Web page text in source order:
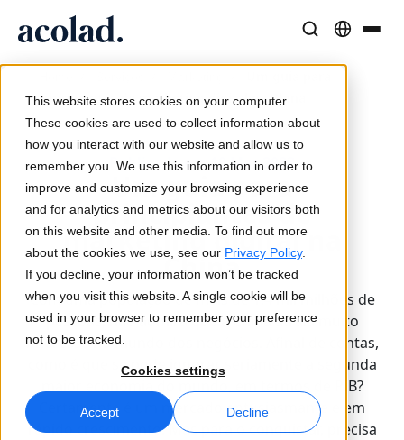
This website stores cookies on your computer.
These cookies are used to collect information about
how you interact with our website and allow us to
remember you. We use this information in order to
improve and customize your browsing experience
and for analytics and metrics about our visitors both
on this website and other media. To find out more
about the cookies we use, see our Privacy Policy.
If you decline, your information won’t be tracked
when you visit this website. A single cookie will be
used in your browser to remember your preference
not to be tracked.
Cookies settings
Accept Decline
Tradução
Velocidade da IA, precisão humana
Interpretação
Comunicação fluida em qualquer lugar
Mídia e Entretenimento
Leve histórias a cada tela
Consultoria e Outsourcing
Lia Translate
Traduções instantâneas alinhadas com a sua marca
Conectividade
Integração nos fluxos de trabalho, de forma simples
Interpretação com IA
Tradução de voz em tempo real
Garantia de qualidade
Histórias de sucesso
Resultados reais dos nossos clientes
Artigos
Perspetivas de especialistas sobre conteúdo global
Ebooks
Guias e estratégias aprofundadas
Webinars on demand
Sobre a Acolad
Sustentabilidade
Parceiros
Notícias
principiantes de marketing digital na China
Publicado em 10 Mar 2022
Um guia para
principiantes de
marketing digital na
China
Com uma população de mais de 1,4 mil milhões de
pessoas, não admira que a China atraia muito
interesse no mundo dos negócios. Afinal de contas,
como é que se pode ignorar seriamente a segunda
maior economia do mundo, em termos de PIB?
Certamente é um mercado entusiasmante e em
rápido crescimento. Mas para o conquistar, precisa